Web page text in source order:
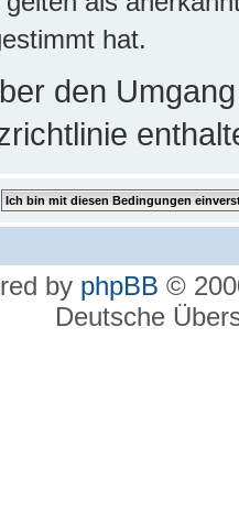
hat.
den
by phpBB ©
Deutsche